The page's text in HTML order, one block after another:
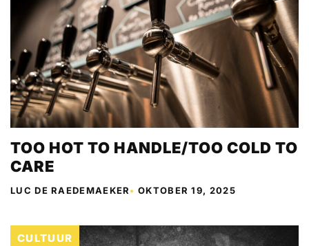
TOO HOT TO HANDLE/TOO COLD TO
CARE
LUC DE RAEDEMAEKER•OKTOBER 19, 2025
CULTUUR